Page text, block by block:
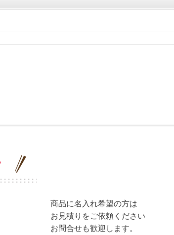
商品に名入れ希望の方は
お見積りをご依頼ください
お問合せも歓迎します。